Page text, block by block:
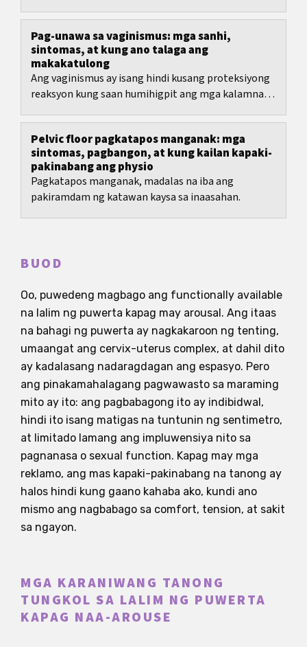
Pag-unawa sa vaginismus: mga sanhi,
sintomas, at kung ano talaga ang
makakatulong
Ang vaginismus ay isang hindi kusang proteksiyong
reaksyon kung saan humihigpit ang mga kalamnan
Pelvic floor pagkatapos manganak: mga
sintomas, pagbangon, at kung kailan kapaki-
pakinabang ang physio
Pagkatapos manganak, madalas na iba ang
pakiramdam ng katawan kaysa sa inaasahan.
BUOD
Oo, puwedeng magbago ang functionally available
na lalim ng puwerta kapag may arousal. Ang itaas
na bahagi ng puwerta ay nagkakaroon ng tenting,
umaangat ang cervix-uterus complex, at dahil dito
ay kadalasang nadaragdagan ang espasyo. Pero
ang pinakamahalagang pagwawasto sa maraming
mito ay ito: ang pagbabagong ito ay indibidwal,
hindi ito isang matigas na tuntunin ng sentimetro,
at limitado lamang ang impluwensiya nito sa
pagnanasa o sexual function. Kapag may mga
reklamo, ang mas kapaki-pakinabang na tanong ay
halos hindi kung gaano kahaba ako, kundi ano
mismo ang nagbabago sa comfort, tension, at sakit
sa ngayon.
MGA KARANIWANG TANONG
TUNGKOL SA LALIM NG PUWERTA
KAPAG NAA-AROUSE